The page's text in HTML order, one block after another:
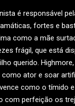
é responsável
fortes e
como a mãe
frágil, que está
querido.
como ator e soar
como o tímido
com perfeição os